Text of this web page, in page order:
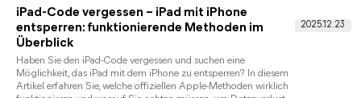
schon lange hinzugefügt wurden, oder die Anzahl der mit Ihrer
Apple-ID verknüpften Geräte hat die Obergrenze erreicht? In
diesem Leitfaden erfahren Sie, wie Sie iPhone aus Apple-ID
entfernen.